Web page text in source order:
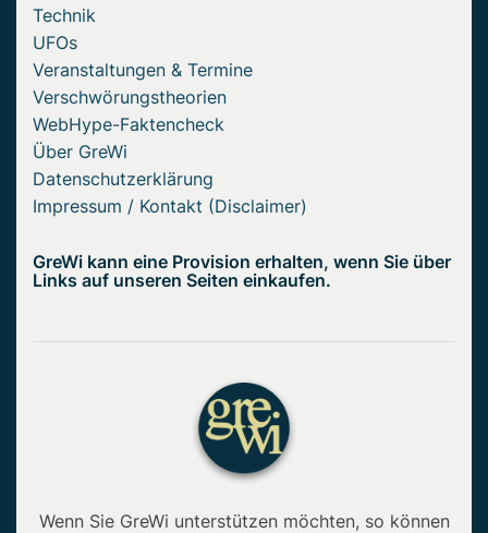
Technik
UFOs
Veranstaltungen & Termine
Verschwörungstheorien
WebHype-Faktencheck
Über GreWi
Datenschutzerklärung
Impressum / Kontakt (Disclaimer)
GreWi kann eine Provision erhalten, wenn Sie über
Links auf unseren Seiten einkaufen.
Wenn Sie GreWi unterstützen möchten, so können